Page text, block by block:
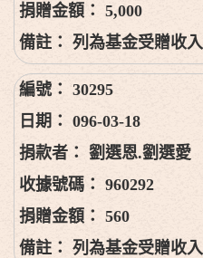
5,000
列為基金受贈收入
30295
096-03-18
劉選恩.劉選愛
960292
560
列為基金受贈收入